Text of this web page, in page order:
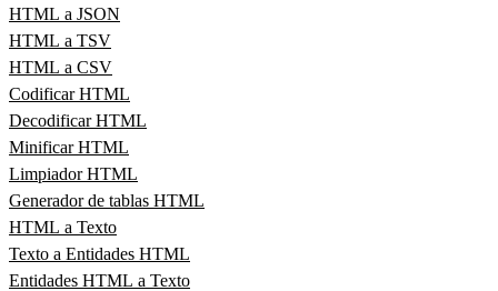
HTML a JSON
HTML a TSV
HTML a CSV
Codificar HTML
Decodificar HTML
Minificar HTML
Limpiador HTML
Generador de tablas HTML
HTML a Texto
Texto a Entidades HTML
Entidades HTML a Texto